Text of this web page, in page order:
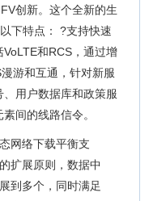
创新。这个全新的生
下特点： ?支持快速
和RCS，通过增
游和互通，针对新服
用户数据库和政策服
间的线路信令。
网络下载平衡支
扩展原则，数据中
到多个，同时满足